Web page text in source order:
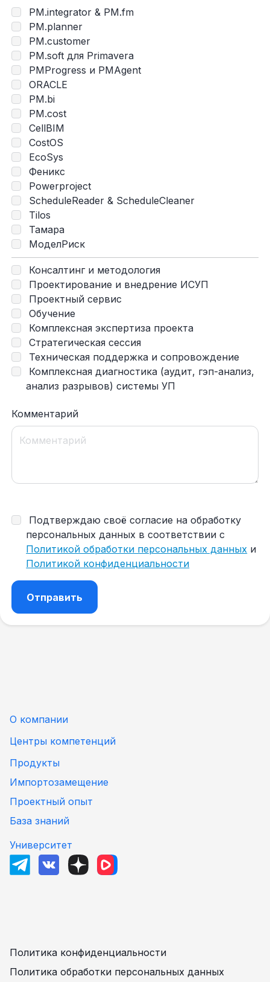
PM.integrator & PM.fm
PM.planner
PM.customer
PM.soft для Primavera
PMProgress и PMAgent
ORACLE
PM.bi
PM.cost
CellBIM
CostOS
EcoSys
Феникс
Powerproject
ScheduleReader & ScheduleCleaner
Tilos
Тамара
МоделРиск
Консалтинг и методология
Проектирование и внедрение ИСУП
Проектный сервис
Обучение
Комплексная экспертиза проекта
Стратегическая сессия
Техническая поддержка и сопровождение
Комплексная диагностика (аудит, гэп-анализ,
анализ разрывов) системы УП
Комментарий
Подтверждаю своё согласие на обработку
персональных данных в соответствии с
Политикой обработки персональных данных и
Политикой конфиденциальности
О компании
Центры компетенций
Продукты
Импортозамещение
Проектный опыт
База знаний
Университет
Политика конфиденциальности
Политика обработки персональных данных